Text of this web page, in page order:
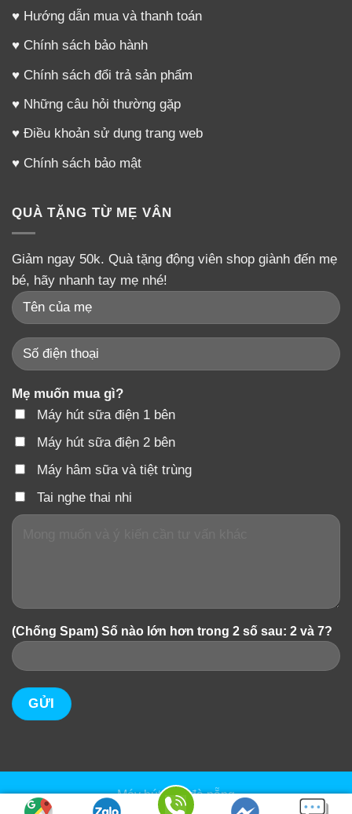
♥ Hướng dẫn mua và thanh toán
♥ Chính sách bảo hành
♥ Chính sách đổi trả sản phẩm
♥ Những câu hỏi thường gặp
♥ Điều khoản sử dụng trang web
♥ Chính sách bảo mật
QUÀ TẶNG TỪ MẸ VÂN
Giảm ngay 50k. Quà tặng động viên shop giành đến mẹ
bé, hãy nhanh tay mẹ nhé!
Mẹ muốn mua gì?
Máy hút sữa điện 1 bên
Máy hút sữa điện 2 bên
Máy hâm sữa và tiệt trùng
Tai nghe thai nhi
(Chống Spam) Số nào lớn hơn trong 2 số sau: 2 và 7?
Máy hút sữa đà nẵng